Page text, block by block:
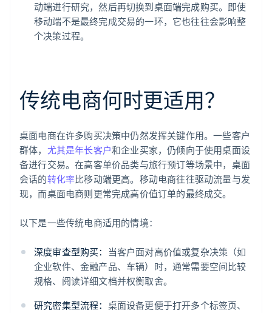
动端进行研究，然后再切换到桌面端完成购买。即使
移动端不是最终完成交易的一环，它也往往会影响整
个决策过程。
传统电商何时更适用？
桌面电商在许多购买决策中仍然发挥关键作用。一些客户
群体， 尤其是年长客户和企业买家，仍倾向于使用桌面设
备进行交易。在高客单价品类与旅行预订等场景中，桌面
会话的转化率比移动端更高。移动电商往往驱动流量与发
现，而桌面电商则更常完成高价值订单的最终成交。
以下是一些传统电商适用的情境：
深度审查型购买：
当客户面对高价值或复杂决策（如
企业软件、金融产品、车辆）时，通常需要空间比较
规格、阅读详细文档并权衡取舍。
研究密集型流程： 桌面设备更便于打开多个标签页、